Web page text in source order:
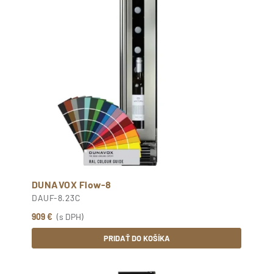
DUNAVOX Flow-8
DAUF-8.23C
909 € (s DPH)
PRIDAŤ DO KOŠÍKA